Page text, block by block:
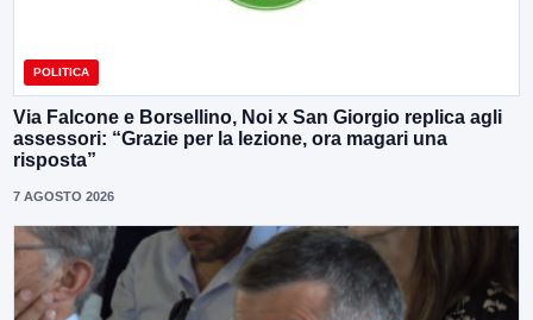
POLITICA
Via Falcone e Borsellino, Noi x San Giorgio replica agli
assessori: “Grazie per la lezione, ora magari una
risposta”
7 AGOSTO 2026